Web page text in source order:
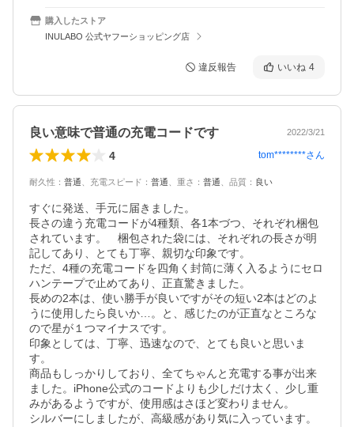
購入したストア
INULABO 公式ヤフーショッピング店
違反報告 いいね 4
良い意味で普通の充電コードです 2022/3/21
4 tom********さん
耐久性 ： 普通 充電スピード ： 普通 重さ ： 普通 品質 ： 良い
すぐに発送、手元に届きました。
長さの違う充電コードが4種類、各1本づつ、それぞれ梱包
されています。　梱包された袋には、それぞれの長さが明
記してあり、とても丁寧、親切な印象です。
ただ、4種の充電コードを四角く封筒に薄く入るようにセロ
ハンテープで止めてあり、正直驚きました。
長めの2本は、使い勝手が良いですがその短い2本はどのよ
うに使用したら良いか…。と、感じたのが正直なところな
ので星が１つマイナスです。
印象としては、丁寧、迅速なので、とても良いと思いま
す。
商品もしっかりしており、全てちゃんと充電する事が出来
ました。iPhone公式のコードよりも少しだけ太く、少し重
みがあるようですが、使用感はさほど変わりません。
シルバーにしましたが、高級感があり気に入っています。